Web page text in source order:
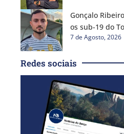
Gonçalo
os sub-19 do
7 de Agosto, 2026
Redes sociais